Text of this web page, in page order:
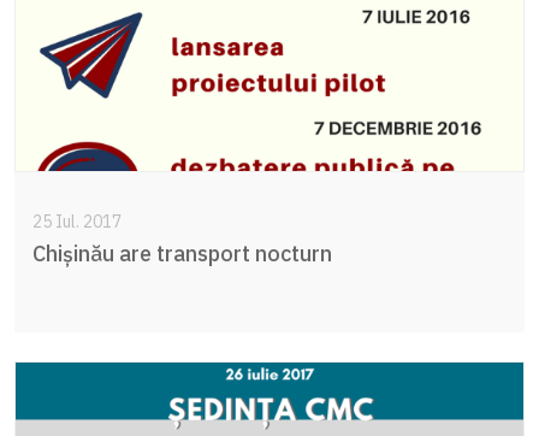
25 Iul. 2017
Chișinău are transport nocturn